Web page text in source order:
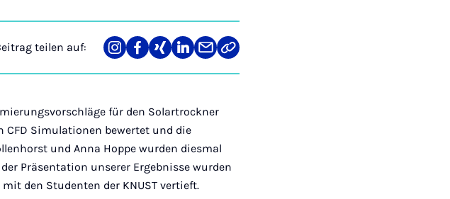
teilen auf:
Teilen
auf
Teilen
auf
Teilen
auf
Teilen
auf
Teilen
über
Link
kopieren
für den Solartrockner
Simulationen bewertet und die
und Anna Hoppe wurden diesmal
Präsentation unserer Ergebnisse wurden
den Studenten der KNUST vertieft.